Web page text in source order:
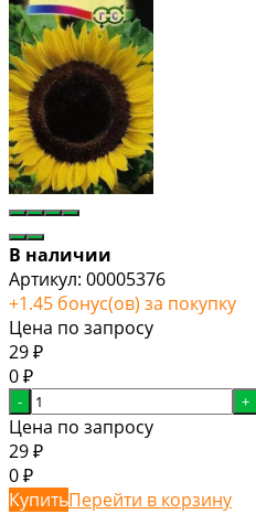
В наличии
Артикул: 00005376
+1.45 бонус(ов) за покупку
Цена по запросу
29 ₽
0 ₽
- +
Цена по запросу
29 ₽
0 ₽
КупитьПерейти в корзину